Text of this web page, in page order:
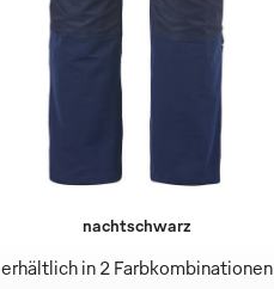
erhältlich in 2 Farbkombinationen
nachtschwarz